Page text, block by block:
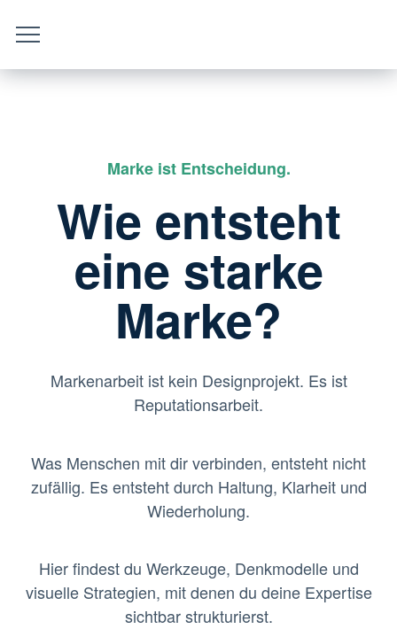
Marke ist Entscheidung.
Wie entsteht
eine starke
Marke?
Markenarbeit ist kein Designprojekt. Es ist
Reputationsarbeit.
Was Menschen mit dir verbinden, entsteht nicht
zufällig. Es entsteht durch Haltung, Klarheit und
Wiederholung.
Hier findest du Werkzeuge, Denkmodelle und
visuelle Strategien, mit denen du deine Expertise
sichtbar strukturierst.